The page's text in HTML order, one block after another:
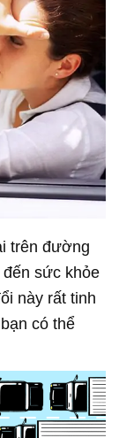
trên đường
sức khỏe
này rất tinh
có thể